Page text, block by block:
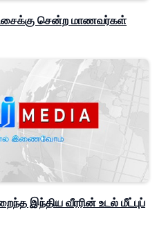
சென்ற மாணவர்கள்
இந்திய வீரரின் உடல் மீட்புப்